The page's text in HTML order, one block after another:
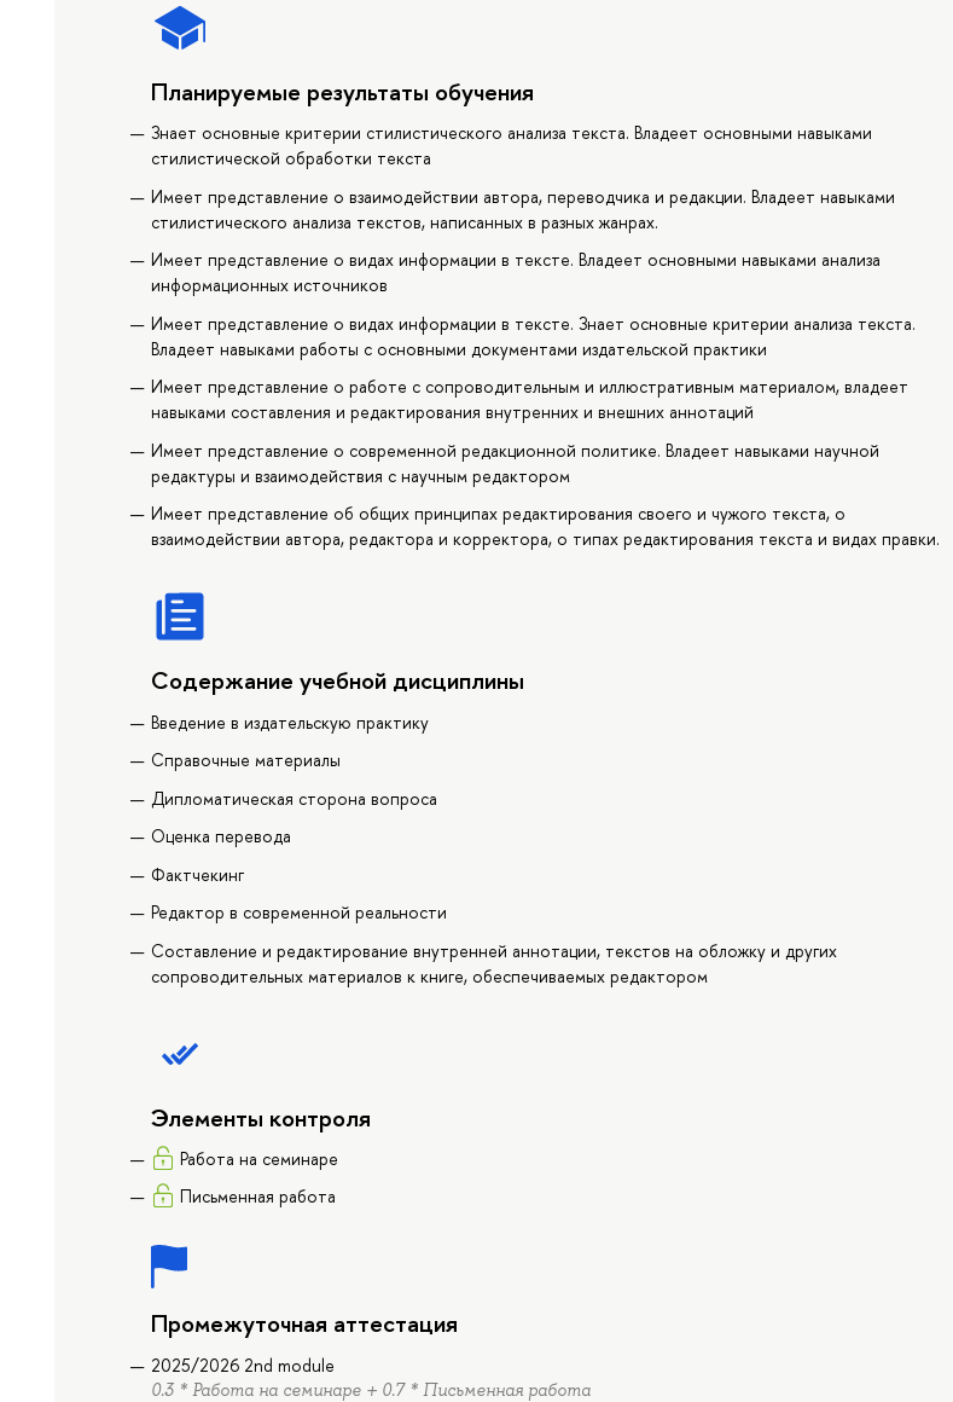
Планируемые результаты обучения
Знает основные критерии стилистического анализа текста. Владеет основными навыками
стилистической обработки текста
Имеет представление о взаимодействии автора, переводчика и редакции. Владеет навыками
стилистического анализа текстов, написанных в разных жанрах.
Имеет представление о видах информации в тексте. Владеет основными навыками анализа
информационных источников
Имеет представление о видах информации в тексте. Знает основные критерии анализа текста.
Владеет навыками работы с основными документами издательской практики
Имеет представление о работе с сопроводительным и иллюстративным материалом, владеет
навыками составления и редактирования внутренних и внешних аннотаций
Имеет представление о современной редакционной политике. Владеет навыками научной
редактуры и взаимодействия с научным редактором
Имеет представление об общих принципах редактирования своего и чужого текста, о
взаимодействии автора, редактора и корректора, о типах редактирования текста и видах правки.
Содержание учебной дисциплины
Введение в издательскую практику
Справочные материалы
Дипломатическая сторона вопроса
Оценка перевода
Фактчекинг
Редактор в современной реальности
Составление и редактирование внутренней аннотации, текстов на обложку и других
сопроводительных материалов к книге, обеспечиваемых редактором
Элементы контроля
Работа на семинаре
Письменная работа
Промежуточная аттестация
2025/2026 2nd module
0.3 * Работа на семинаре + 0.7 * Письменная работа